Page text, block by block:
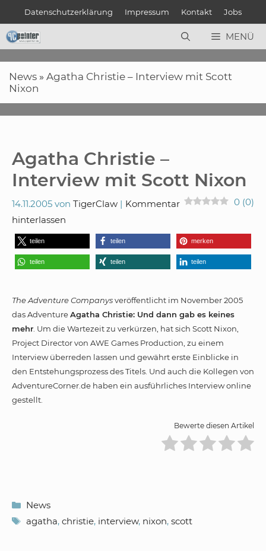
springen
Datenschutzerklärung Impressum Kontakt Jobs
MENÜ
News » Agatha Christie – Interview mit Scott
Nixon
Agatha Christie –
Interview mit Scott Nixon
14.11.2005 von TigerClaw 0 (0)
Kommentar
hinterlassen
teilen teilen merken
teilen teilen teilen
The Adventure Companysveröffentlicht im November 2005
das AdventureAgatha Christie: Und dann gab es keines
mehr . Um die Wartezeit zu verkürzen, hat sich Scott Nixon,
Project Director von AWE Games Production, zu einem
Interview überreden lassen und gewährt erste Einblicke in
den Entstehungsprozess des Titels. Und auch die Kollegen von
AdventureCorner.de haben ein ausführliches Interview online
gestellt.
Bewerte diesen Artikel
Kategorien
News
Schlagwörter
agatha, christie, interview, nixon, scott